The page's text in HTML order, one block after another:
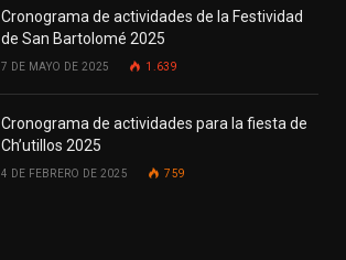
Cronograma de actividades de la Festividad
de San Bartolomé 2025
7 DE MAYO DE 2025 1.639
Cronograma de actividades para la fiesta de
Ch’utillos 2025
4 DE FEBRERO DE 2025 759